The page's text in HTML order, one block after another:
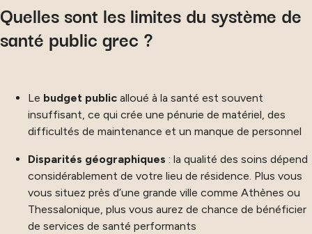
Quelles sont les limites du système de
santé public grec ?
Le budget public alloué à la santé est souvent
insuffisant, ce qui crée une pénurie de matériel, des
difficultés de maintenance et un manque de personnel
Disparités géographiques : la qualité des soins dépend
considérablement de votre lieu de résidence. Plus vous
vous situez près d’une grande ville comme Athènes ou
Thessalonique, plus vous aurez de chance de bénéficier
de services de santé performants